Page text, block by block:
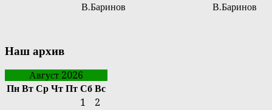
В.Баринов В.Баринов
Наш архив
Август 2026
Пн Вт Ср Чт Пт Сб Вс
1
2